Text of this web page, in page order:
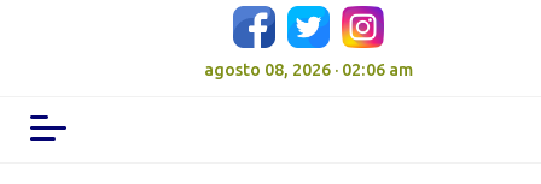
agosto 08, 2026 · 02:06 am